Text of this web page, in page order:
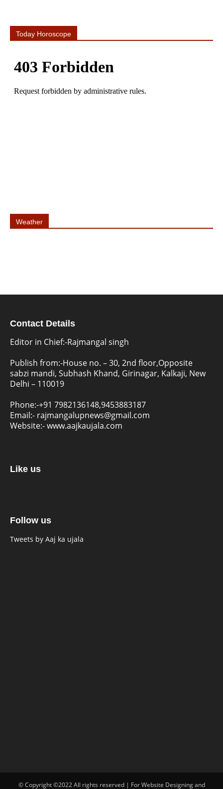
Today Horoscope
Weather
Contact Details
Editor in Chief:-Rajmangal singh
Publish from:-House no. – 30, 2nd floor,Opposite
sabzi mandi, Subhash Khand, Girinagar, Kalkaji, New
Delhi – 110019
Phone:-+91 7982136148,9453883187
Email:- rajmangalupnews@gmail.com
Website:-www.aajkaujala.com
Like us
Follow us
Tweets by Aaj ka ujala
© Copyright ©2022 All rights reserved | For Website Designing and